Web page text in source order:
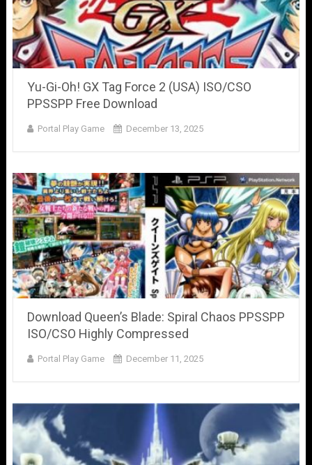
Yu-Gi-Oh! GX Tag Force 2 (USA) ISO/CSO
PPSSPP Free Download
Portal Play Game December 13, 2025
Download Queen’s Blade: Spiral Chaos PPSSPP
ISO/CSO Highly Compressed
Portal Play Game December 11, 2025